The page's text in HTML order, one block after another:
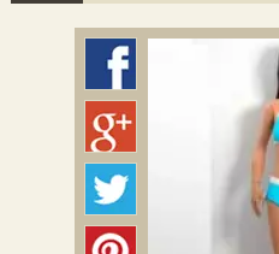
Colmeia Exchange